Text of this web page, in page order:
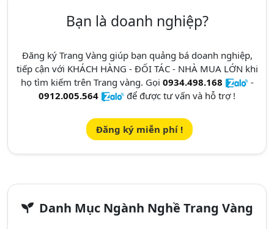
Bạn là doanh nghiệp?
Đăng ký Trang Vàng giúp bạn quảng bá doanh nghiệp,
tiếp cận với KHÁCH HÀNG - ĐỐI TÁC - NHÀ MUA LỚN khi
họ tìm kiếm trên Trang vàng. Gọi 0934.498.168
-
0912.005.564
để được tư vấn và hỗ trợ !
Đăng ký miễn phí !
Danh Mục Ngành Nghề Trang Vàng